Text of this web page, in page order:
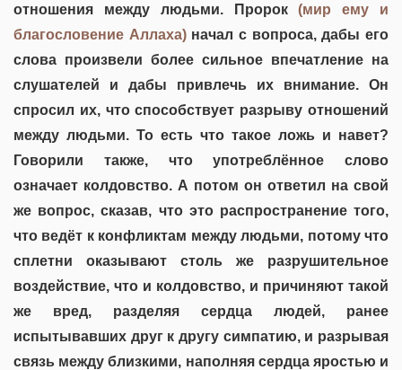
отношения между людьми. Пророк(мир ему и
благословение Аллаха)начал с вопроса, дабы его
слова произвели более сильное впечатление на
слушателей и дабы привлечь их внимание. Он
спросил их, что способствует разрыву отношений
между людьми. То есть что такое ложь и навет?
Говорили также, что употреблённое слово
означает колдовство. А потом он ответил на свой
же вопрос, сказав, что это распространение того,
что ведёт к конфликтам между людьми, потому что
сплетни оказывают столь же разрушительное
воздействие, что и колдовство, и причиняют такой
же вред, разделяя сердца людей, ранее
испытывавших друг к другу симпатию, и разрывая
связь между близкими, наполняя сердца яростью и